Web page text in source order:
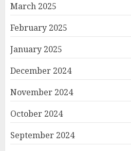
March 2025
February 2025
January 2025
December 2024
November 2024
October 2024
September 2024